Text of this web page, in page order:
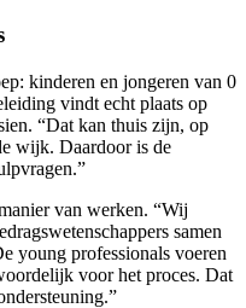
kinderen en jongeren van 0
vindt echt plaats op
“Dat kan thuis zijn, op
wijk. Daardoor is de
van werken. “Wij
samen
young professionals voeren
voor het proces. Dat